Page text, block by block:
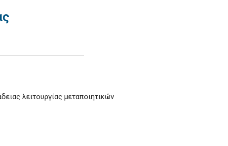
λειτουργίας μεταποιητικών